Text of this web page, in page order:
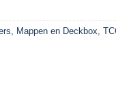
Mappen en Deckbox,